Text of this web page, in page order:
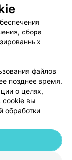
рекламы
договор
оплаты
сбора
файлов
позднее время.
о целях,
cookie вы
обработки